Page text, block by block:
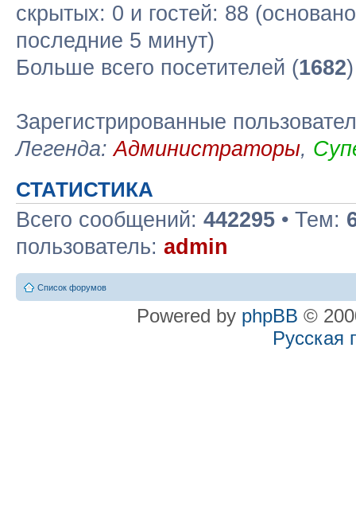
скрытых: 0 и гостей: 88
последние 5 минут)
Больше всего посетителей (1682
Зарегистрированные
Легенда:Администраторы,
СТАТИСТИКА
Всего сообщений: 442295 • Тем:
пользователь: admin
Список форумов
Powered by phpBB ©
Русская